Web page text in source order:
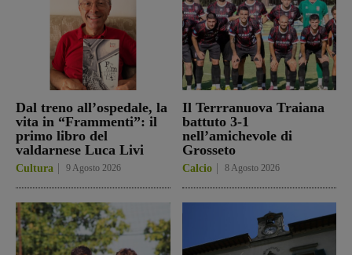
Dal treno all’ospedale, la
vita in “Frammenti”: il
primo libro del
valdarnese Luca Livi
Cultura 9 Agosto 2026
Il Terrranuova Traiana
battuto 3-1
nell’amichevole di
Grosseto
Calcio 8 Agosto 2026